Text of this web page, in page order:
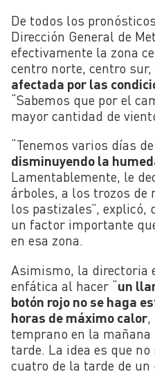
De todos los
Dirección General de
efectivamente la zona
centro norte, centro sur,
afectada por las
“Sabemos que por el
mayor cantidad de
“Tenemos varios días
disminuyendo la
Lamentablemente, le
árboles, a los trozos de
los pastizales”, explicó,
un factor importante
en esa zona.
Asimismo, la directoria
enfática al hacer “un
botón rojo no se haga
horas de máximo calor
temprano en la
tarde. La idea es que
cuatro de la tarde de un